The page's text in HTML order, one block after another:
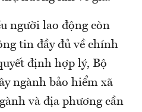
người lao động còn
tin đầy đủ về chính
định hợp lý, Bộ
ngành bảo hiểm xã
và địa phương cần